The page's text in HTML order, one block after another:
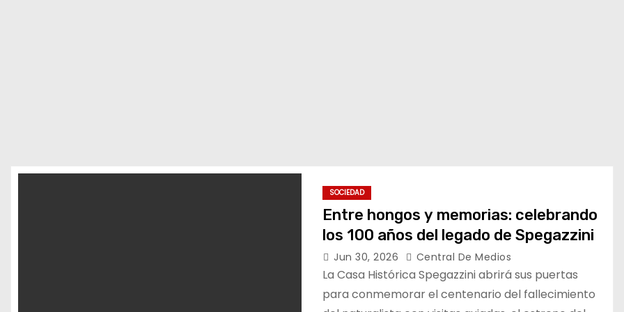
SOCIEDAD
Entre hongos y memorias: celebrando
los 100 años del legado de Spegazzini
Jun 30, 2026 Central De Medios
La Casa Histórica Spegazzini abrirá sus puertas
para conmemorar el centenario del fallecimiento